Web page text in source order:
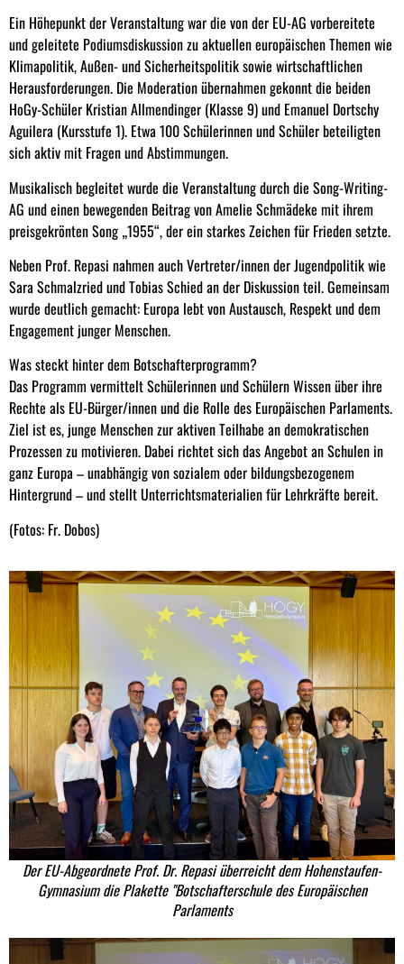
Ein Höhepunkt der Veranstaltung war die von der EU-AG vorbereitete
und geleitete Podiumsdiskussion zu aktuellen europäischen Themen wie
Klimapolitik, Außen- und Sicherheitspolitik sowie wirtschaftlichen
Herausforderungen. Die Moderation übernahmen gekonnt die beiden
HoGy-Schüler Kristian Allmendinger (Klasse 9) und Emanuel Dortschy
Aguilera (Kursstufe 1). Etwa 100 Schülerinnen und Schüler beteiligten
sich aktiv mit Fragen und Abstimmungen.
Musikalisch begleitet wurde die Veranstaltung durch die Song-Writing-
AG und einen bewegenden Beitrag von Amelie Schmädeke mit ihrem
preisgekrönten Song „1955“, der ein starkes Zeichen für Frieden setzte.
Neben Prof. Repasi nahmen auch Vertreter/innen der Jugendpolitik wie
Sara Schmalzried und Tobias Schied an der Diskussion teil. Gemeinsam
wurde deutlich gemacht: Europa lebt von Austausch, Respekt und dem
Engagement junger Menschen.
Was steckt hinter dem Botschafterprogramm?
Das Programm vermittelt Schülerinnen und Schülern Wissen über ihre
Rechte als EU-Bürger/innen und die Rolle des Europäischen Parlaments.
Ziel ist es, junge Menschen zur aktiven Teilhabe an demokratischen
Prozessen zu motivieren. Dabei richtet sich das Angebot an Schulen in
ganz Europa – unabhängig von sozialem oder bildungsbezogenem
Hintergrund – und stellt Unterrichtsmaterialien für Lehrkräfte bereit.
(Fotos: Fr. Dobos)
Der EU-Abgeordnete Prof. Dr. Repasi überreicht dem Hohenstaufen-
Gymnasium die Plakette "Botschafterschule des Europäischen
Parlaments